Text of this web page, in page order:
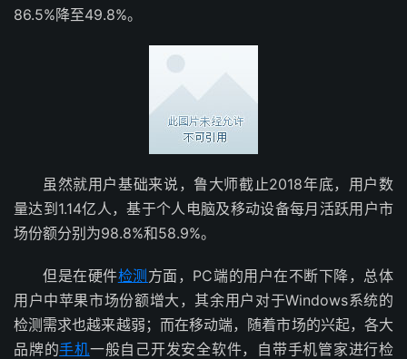
86.5%降至49.8%。
虽然就用户基础来说，鲁大师截止2018年底，用户数
量达到1.14亿人，基于个人电脑及移动设备每月活跃用户市
场份额分别为98.8%和58.9%。
但是在硬件检测 方面，PC端的用户在不断下降，总体
用户中苹果市场份额增大，其余用户对于Windows系统的
检测需求也越来越弱；而在移动端，随着市场的兴起，各大
品牌的手机一般自己开发安全软件，自带手机管家进行检